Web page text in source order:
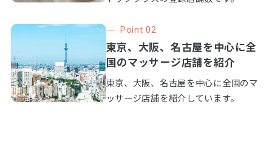
Point 02
東京、大阪、名古屋を中心に全
国のマッサージ店舗を紹介
東京、大阪、名古屋を中心に全国のマ
ッサージ店舗を紹介しています。